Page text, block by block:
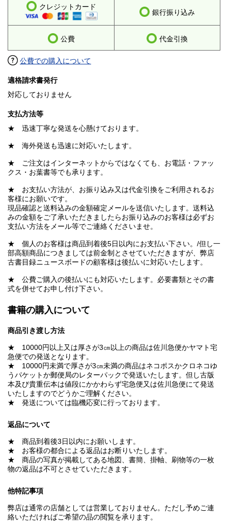
クレジットカード
銀行振り込み
公費 代金引換
公費での購入について
適格請求書発行
対応しておりません
支払方法等
★ 迅速丁寧な発送を心懸けております。
★ 海外発送も迅速に対応いたします。
★ ご注文はインターネットからではなくても、お電話・ファッ
クス・お葉書等でも承ります。
★ お支払い方法が、お振り込み又は代金引換をご利用されるお
客様にお願いです。
現品確認と送料込みの金額確定メールを送信いたします。送料込
みの金額をご了承いただきましたらお振り込みのお客様は必ずお
支払い方法をメール等でご連絡くださいませ。
★ 個人のお客様は商品到着後5日以内にお支払い下さい。/但し一
部高額商品につきましては前金制とさせていただきますが、弊店
古書目録ニュースボードの顧客様は後払いに対応いたします。
★ 公費ご購入の後払いにも対応いたします。必要書類とその書
式を併せてお申し付け下さい。
書籍の購入について
商品引き渡し方法
★ 10000円以上又は厚さが3㎝以上の商品は佐川急便かヤマト宅
急便での発送となります。
★ 10000円未満で厚さが3㎝未満の商品はネコポスかクロネコゆ
うパケットか郵便局のレターパックで発送いたします。但し古版
本及び貴重伝本は値段にかかわらず宅急便又は佐川急便にて発送
いたしますのでどうかご理解ください。
★ 発送については臨機応変に行っております。
返品について
★ 商品到着後3日以内にお願いします。
★ お客様の都合による返品はお断りいたします。
★ 商品の写真が掲載してある地図、書簡、掛軸、刷物等の一枚
物の返品は不可とさせていただきます。
他特記事項
弊店は通常の店舗としては営業しておりません。ただし予めご連
絡いただければご希望の品の閲覧を承ります。